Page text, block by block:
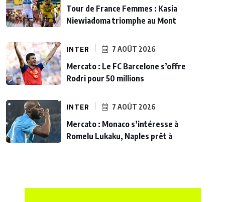
Tour de France Femmes : Kasia
Niewiadoma triomphe au Mont
INTER 7 AOÛT 2026
Mercato : Le FC Barcelone s’offre
Rodri pour 50 millions
INTER 7 AOÛT 2026
Mercato : Monaco s’intéresse à
Romelu Lukaku, Naples prêt à